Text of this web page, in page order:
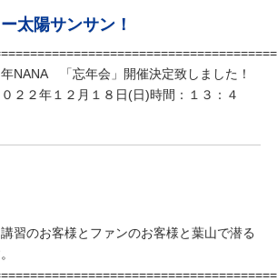
ー太陽サンサン！
年NANA 「忘年会」開催決定致しました！
２２年１２月１８日(日)時間：１３：４
習のお客様とファンのお客様と葉山で潜る